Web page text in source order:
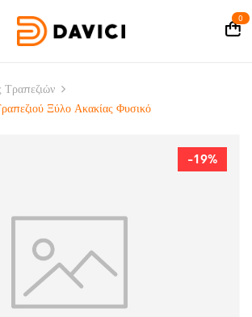
0
Τραπεζιών
Ξύλο Ακακίας Φυσικό
-19%